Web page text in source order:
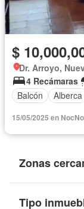
$
Dr. Arroyo,
4 Recámaras
Balcón
Alberca
15/05/2025 en
Zonas
Tipo